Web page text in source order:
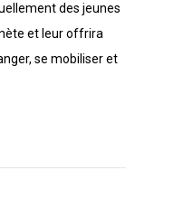
des jeunes
et leur offrira
se mobiliser et